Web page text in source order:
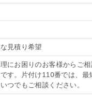
見積り希望
にお困りのお客様からご
す。片付け110番では、
つでもご相談ください。